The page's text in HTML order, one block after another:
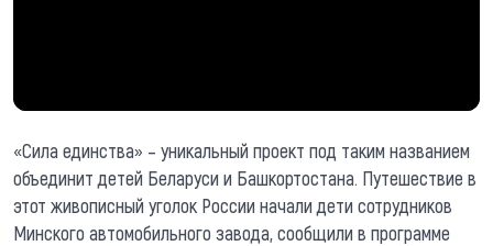
«Сила единства» – уникальный проект под таким названием
объединит детей Беларуси и Башкортостана. Путешествие в
этот живописный уголок России начали дети сотрудников
Минского автомобильного завода, сообщили в программе